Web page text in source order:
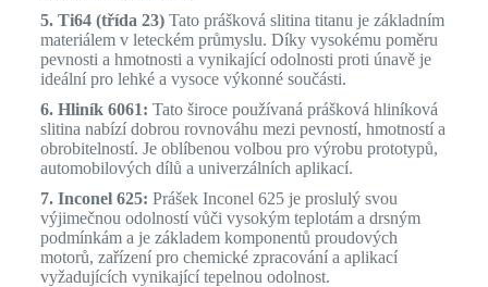
5. Ti64 (třída 23)Tato prášková slitina titanu je základním
materiálem v leteckém průmyslu. Díky vysokému poměru
pevnosti a hmotnosti a vynikající odolnosti proti únavě je
ideální pro lehké a vysoce výkonné součásti.
6. Hliník 6061: Tato široce používaná prášková hliníková
slitina nabízí dobrou rovnováhu mezi pevností, hmotností a
obrobitelností. Je oblíbenou volbou pro výrobu prototypů,
automobilových dílů a univerzálních aplikací.
7. Inconel 625: Prášek Inconel 625 je proslulý svou
výjimečnou odolností vůči vysokým teplotám a drsným
podmínkám a je základem komponentů proudových
motorů, zařízení pro chemické zpracování a aplikací
vyžadujících vynikající tepelnou odolnost.